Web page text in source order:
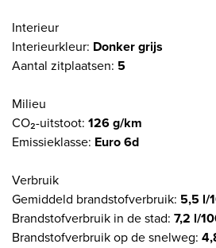
Interieur
Interieurkleur: Donker grijs
Aantal zitplaatsen: 5
Milieu
CO₂-uitstoot: 126 g/km
Emissieklasse: Euro 6d
Verbruik
Gemiddeld brandstofverbruik: 5,5 l/
Brandstofverbruik in de stad: 7,2 l/
Brandstofverbruik op de snelweg: